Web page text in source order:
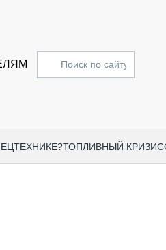
ТОПЛИВНЫЙ КРИЗИС